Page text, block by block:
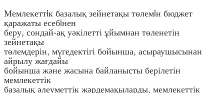
Мемлекеттiк базалық зейнетақы төлемiн бюджет
қаражаты есебiнен
беру, сондай-ақ уәкілетті ұйымнан төленетін
зейнетақы
төлемдерін, мүгедектігі бойынша, асыраушысынан
айрылу жағдайы
бойынша және жасына байланысты берілетін
мемлекеттік
базалық әлеуметтік жәрдемақыларды, мемлекеттік